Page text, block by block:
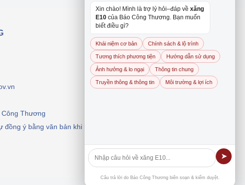
Thương
ý bằng văn bản khi khai thác, dẫn nguồn.
Xin chào! Mình là trợ lý hỏi–đáp về xăng
E10 của Báo Công Thương. Bạn muốn
biết điều gì?
Khái niệm cơ bản Chính sách & lộ trình
Tương thích phương tiện Hướng dẫn sử dụng
Ảnh hưởng & lo ngại Thông tin chung
Truyền thông & thông tin Môi trường & lợi ích
➤
Câu trả lời do Báo Công Thương biên soạn & kiểm duyệt.